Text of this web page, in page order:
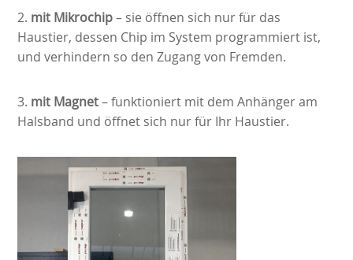
2. mit Mikrochip– sie öffnen sich nur für das
Haustier, dessen Chip im System programmiert ist,
und verhindern so den Zugang von Fremden.
3. mit Magnet– funktioniert mit dem Anhänger am
Halsband und öffnet sich nur für Ihr Haustier.